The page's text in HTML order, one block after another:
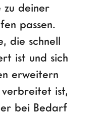
zu deiner
passen.
die schnell
ist und sich
erweitern
verbreitet ist,
bei Bedarf